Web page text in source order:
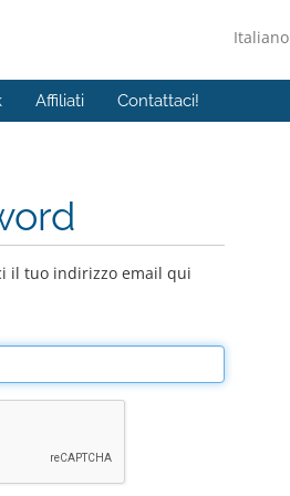
Italiano
Affiliati Contattaci!
il tuo indirizzo email qui